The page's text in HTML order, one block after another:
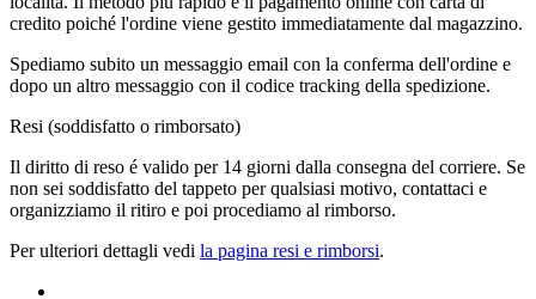
credito poiché l'ordine viene gestito immediatamente dal magazzino.
Spediamo subito un messaggio email con la conferma dell'ordine e
dopo un altro messaggio con il codice tracking della spedizione.
Resi (soddisfatto o rimborsato)
Il diritto di reso é valido per 14 giorni dalla consegna del corriere. Se
non sei soddisfatto del tappeto per qualsiasi motivo, contattaci e
organizziamo il ritiro e poi procediamo al rimborso.
Per ulteriori dettagli vedi la pagina resi e rimborsi.